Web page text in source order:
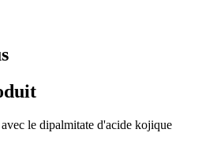
le dipalmitate d'acide kojique